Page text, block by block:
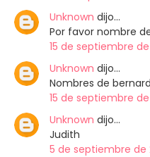
Unknown dijo…
Por favor nombre
15 de septiembre
Unknown dijo…
Nombres de
15 de septiembre
Unknown dijo…
Judith
5 de septiembre de